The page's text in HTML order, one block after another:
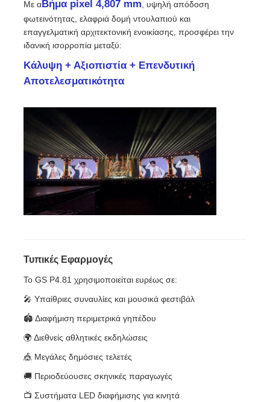
Εικόνα LED SMD
Εξωτερικό πίνακα οθόνης LED
Υπαίθριος πίνακας led
Με αΒήμα pixel 4,807 mm , υψηλή απόδοση
φωτεινότητας, ελαφριά δομή ντουλαπιού και
επαγγελματική αρχιτεκτονική ενοικίασης, προσφέρει την
ιδανική ισορροπία μεταξύ:
Κάλυψη + Αξιοπιστία + Επενδυτική
Αποτελεσματικότητα
Τυπικές Εφαρμογές
Το GS P4.81 χρησιμοποιείται ευρέως σε:
🎤 Υπαίθριες συναυλίες και μουσικά φεστιβάλ
🏟 Διαφήμιση περιμετρικά γηπέδου
🌍 Διεθνείς αθλητικές εκδηλώσεις
🎪 Μεγάλες δημόσιες τελετές
🚚 Περιοδεύουσες σκηνικές παραγωγές
📺 Συστήματα LED διαφήμισης για κινητά